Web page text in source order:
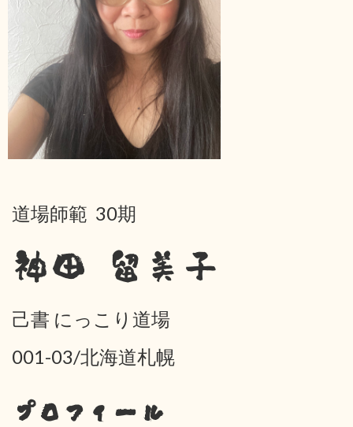
道場師範 30期
神田 留美子
己書 にっこり道場
001-03/北海道札幌
プロフィール